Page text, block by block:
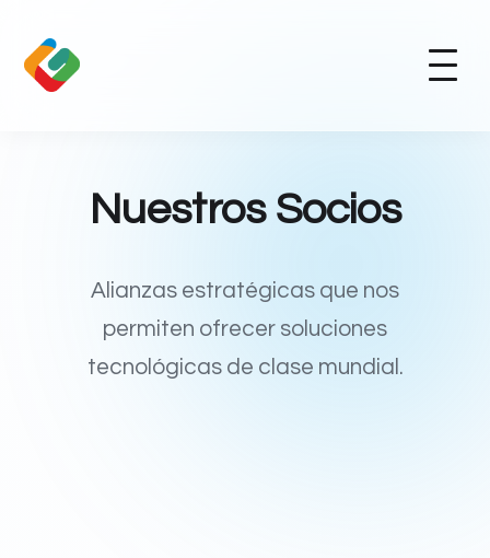
Nuestros Socios
Alianzas estratégicas que nos
permiten ofrecer soluciones
tecnológicas de clase mundial.